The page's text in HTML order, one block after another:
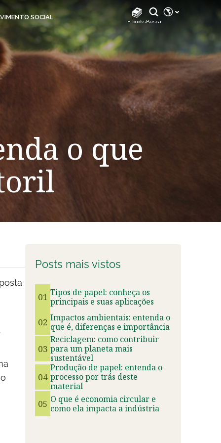
SOCIAL
E-booksBusca
REDES SOCIAIS
Instagram
Instagram Biodiverdidade
Instagram Klabin For You
Facebook
Facebook Klabin For You
YouTube
o que
Posts mais vistos
01 Tipos de papel: conheça os
principais e suas aplicações
02 Impactos ambientais: entenda o
que é, diferenças e importância
03
Reciclagem: como contribuir
para um planeta mais
sustentável
04
Produção de papel: entenda o
processo por trás deste
material
05 O que é economia circular e
como ela impacta a indústria